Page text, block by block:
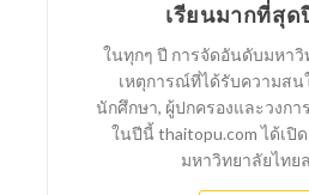
เรียนมากที่สุด
ในทุกๆ ปี การจัดอันดับมหา
เหตุการณ์ที่ได้รับความสน
นักศึกษา, ผู้ปกครองและวงกา
ในปีนี้ thaitopu.com ได้เปิ
มหาวิทยาลัยไทย